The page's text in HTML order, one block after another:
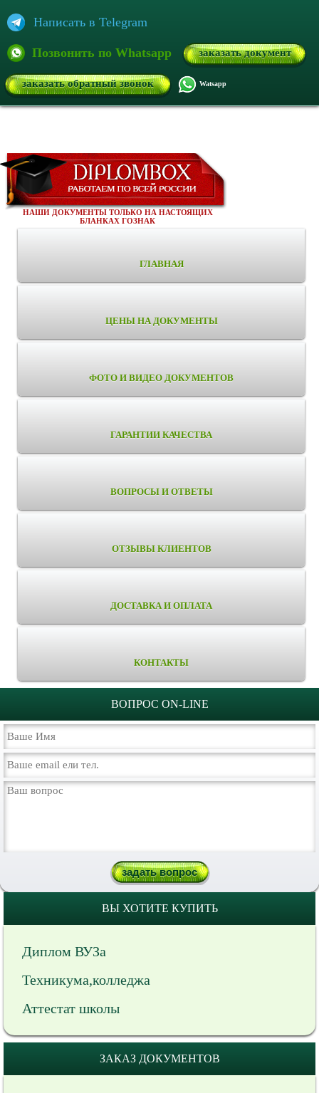
Написать в Telegram
Позвонить по Whatsapp заказать документ
заказать обратный звонок Watsapp
НАШИ ДОКУМЕНТЫ ТОЛЬКО НА НАСТОЯЩИХ
БЛАНКАХ ГОЗНАК
ГЛАВНАЯ
ЦЕНЫ НА ДОКУМЕНТЫ
ФОТО И ВИДЕО ДОКУМЕНТОВ
ГАРАНТИИ КАЧЕСТВА
ВОПРОСЫ И ОТВЕТЫ
ОТЗЫВЫ КЛИЕНТОВ
ДОСТАВКА И ОПЛАТА
КОНТАКТЫ
ВОПРОС ON-LINE
ВЫ ХОТИТЕ КУПИТЬ
Диплом ВУЗа
Техникума,колледжа
Аттестат школы
ЗАКАЗ ДОКУМЕНТОВ